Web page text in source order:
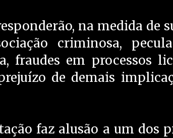
na medida de
criminosa,
fraudes em processos
de demais
faz alusão a um dos